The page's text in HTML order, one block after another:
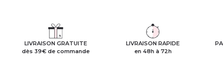
LIVRAISON GRATUITE
dès 39€ de commande
LIVRAISON RAPIDE
en 48h à 72h